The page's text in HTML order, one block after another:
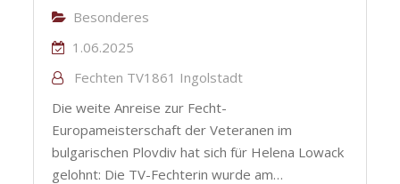
Besonderes
1.06.2025
Fechten TV1861 Ingolstadt
Die weite Anreise zur Fecht-
Europameisterschaft der Veteranen im
bulgarischen Plovdiv hat sich für Helena Lowack
gelohnt: Die TV-Fechterin wurde am…